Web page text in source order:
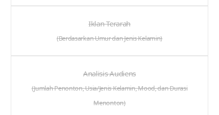
Iklan Terarah
(Berdasarkan Umur dan Jenis Kelamin)
Analisis Audiens
(Jumlah Penonton, Usia/Jenis Kelamin, Mood, dan Durasi
Menonton)